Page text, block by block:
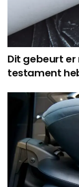
Dit gebeurt er
testament